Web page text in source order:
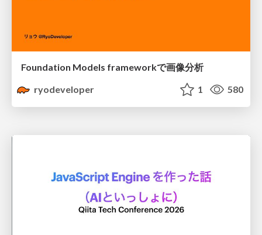
Foundation Models frameworkで画像分析
ryodeveloper
1 580